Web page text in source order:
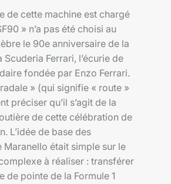
de cette machine est chargé
» n’a pas été choisi au
le 90e anniversaire de la
Ferrari, l’écurie de
fondée par Enzo Ferrari.
» (qui signifie « route »
préciser qu’il s’agit de la
de cette célébration de
L’idée de base des
Maranello était simple sur le
à réaliser : transférer
de pointe de la Formule 1